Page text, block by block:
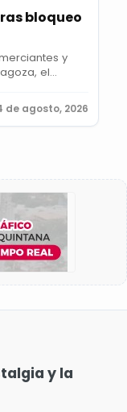
bloqueo
y
el...
de agosto, 2026
y la